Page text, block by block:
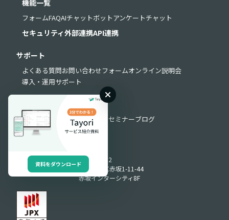
機能一覧
フォームFAQAIチャットボットアンケートチャット
セキュリティ外部連携API連携
サポート
よくある質問お問い合わせフォームオンライン説明会
導入・運用サポート
お役立ち資料 動画ライブラリ セミナーブログ
Produced by
〒107-0052
東京都港区赤坂1-11-44
赤坂インターシティ8F
資料をダウンロード